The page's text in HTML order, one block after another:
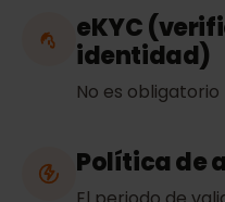
eKYC
identidad)
No es obligatorio
Política de